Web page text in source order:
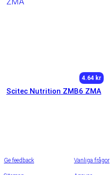
4.64 kr
Scitec Nutrition ZMB6 ZMA
Ge feedback Vanliga frågor